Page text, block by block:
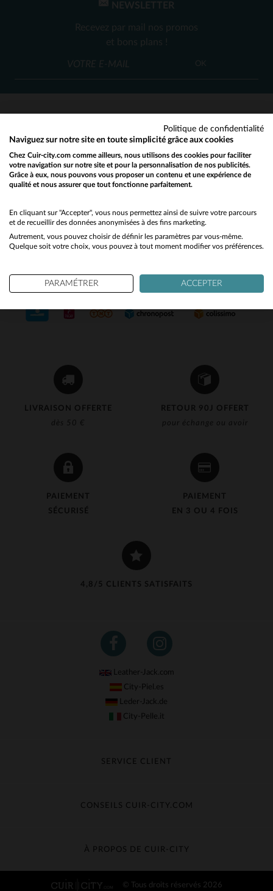
TU TU
LIVRAISON OFFERTE
dès 50 €
RETOUR 90J OFFERT
pour échange ou avoir
PAIEMENT
SÉCURISÉ
PAIEMENT
EN 3 OU 4 FOIS
4,8/5 CLIENTS SATISFAITS
NEWSLETTER
Recevez par mail nos promos
et bons plans !
OK
SERVICE CLIENT
Nos conseillers sont à votre écoute
au03 59 08 80 80ou àcontact@cuir-city.com
du lundi au vendredi de 10h à 12h30
Leather-Jack.com
City-Piel.es
Leder-Jack.de
City-Pelle.it
SERVICE CLIENT
Échange & Remboursement
Contacter le service client
CONSEILS CUIR-CITY.COM
Guide des matières
À PROPOS DE CUIR-CITY
© Tous droits réservés 2026
Would you like to be redirected to our English site?
No
Yes
Politique de confidentialité
Naviguez sur notre site en toute simplicité grâce aux cookies
Chez Cuir-city.com comme ailleurs, nous utilisons des cookies pour faciliter
votre navigation sur notre site et pour la personnalisation de nos publicités.
Grâce à eux, nous pouvons vous proposer un contenu et une expérience de
qualité et nous assurer que tout fonctionne parfaitement.
En cliquant sur "Accepter", vous nous permettez ainsi de suivre votre parcours
et de recueillir des données anonymisées à des fins marketing.
Autrement, vous pouvez choisir de définir les paramètres par vous-même.
Quelque soit votre choix, vous pouvez à tout moment modifier vos préférences.
PARAMÉTRER ACCEPTER